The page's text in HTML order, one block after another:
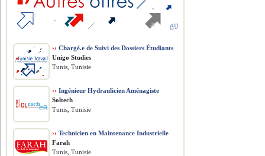
›› Chargé.e de Suivi des Dossiers Étudiants
Unigo Studies
Tunis, Tunisie
›› Ingénieur Hydraulicien Aménagiste
Soltech
Tunis, Tunisie
›› Technicien en Maintenance Industrielle
Farah
Tunis, Tunisie